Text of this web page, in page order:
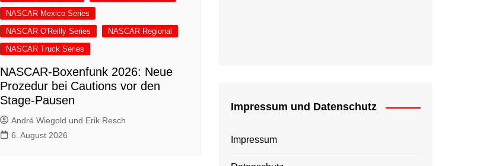
NASCAR Mexico Series
NASCAR O'Reilly Series
NASCAR Regional
NASCAR Truck Series
NASCAR-Boxenfunk 2026: Neue
Prozedur bei Cautions vor den
Stage-Pausen
André Wiegold und Erik Resch
6. August 2026
Impressum und Datenschutz
Impressum